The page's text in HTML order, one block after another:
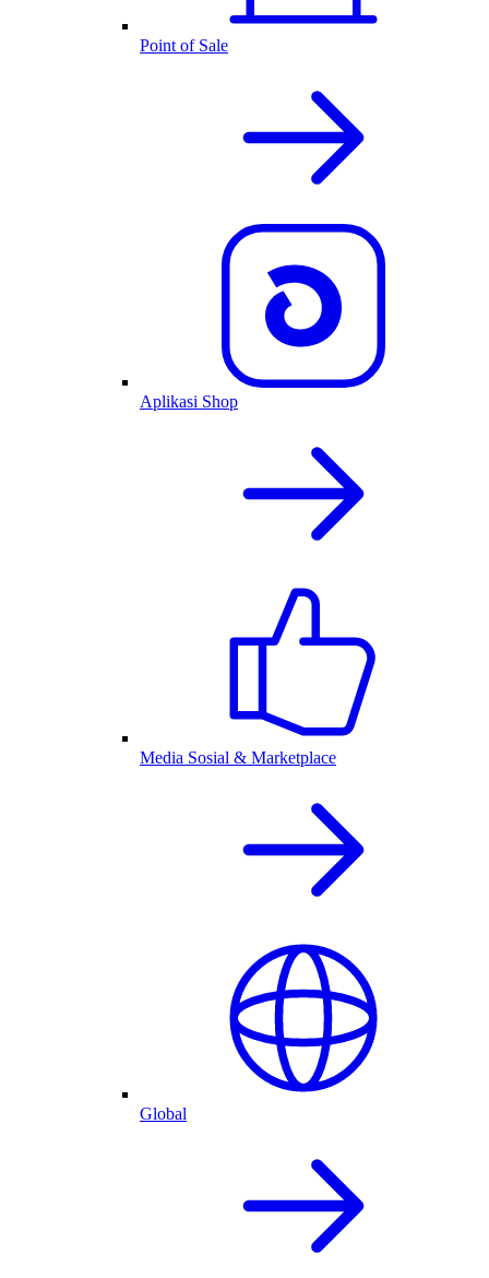
Point of Sale
Aplikasi Shop
Media Sosial & Marketplace
Global